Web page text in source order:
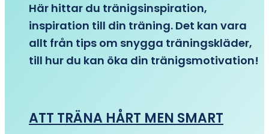
Här hittar du tränigsinspiration,
inspiration till din träning. Det kan vara
allt från tips om snygga träningskläder,
till hur du kan öka din tränigsmotivation!
ATT TRÄNA HÅRT MEN SMART